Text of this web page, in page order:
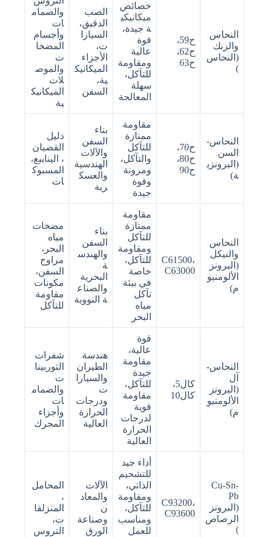
النحاس
والزنك
(النحاس
)
ح59،
ح62،
ح63
خصائص
ميكانيكي
ة جيدة،
قوة
عالية
ومقاومة
للتآكل،
سهلة
المعالجة
الصب
الدقيق،
السيارا
ت،
الأجزاء
الميكانيك
ية،
السفن
والصمام
ات
وأجسام
المضخا
ت
والموص
لات
الميكانيك
ية
النحاس-
السن
(البرونزي
ة)
ح70،
ح80،
ح90
مقاومة
ممتازة
للتآكل
والتآكل،
ومرونة
وقوة
جيدة
بناء
السفن
والآلات
الهندسية
والعسك
رية
دليل
القضبان
، الينابيع،
المسبوك
ات
النحاس
والنيكل
(البرونز
الألومنيو
م)
C61500،
C63000
مقاومة
ممتازة
للتآكل
ومقاومة
للتآكل،
خاصة
في بيئة
تآكل
مياه
البحر
بناء
السفن
والهندس
ة
البحرية
والصناع
ة النووية
مضخات
مياه
البحر،
مراوح
السفن،
مكونات
مقاومة
للتآكل
النحاس-
آل
(البرونز
الألومنيو
م)
كال5،
كال10
قوة
عالية،
مقاومة
جيدة
للتآكل،
مقاومة
قوية
لدرجات
الحرارة
العالية
هندسة
الطيران
والسيارا
ت
ودرجات
الحرارة
العالية
شفرات
التوربينا
ت
والصمام
ات
وأجزاء
المحرك
Cu-Sn-
Pb
(البرونز
الرصاص
)
C93200،
C93600
أداء جيد
للتشحيم
الذاتي،
ومقاومة
للتآكل،
ومناسب
للعمل
الآلات
والمعاد
ن
وصناعة
الورق
المحامل
،
المنزلقا
ت،
التروس